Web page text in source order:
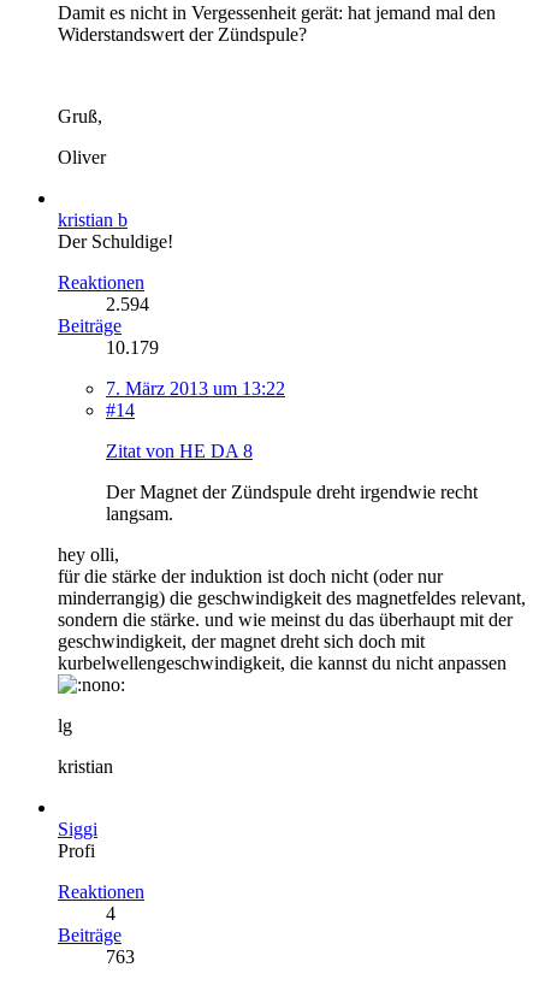
Damit es nicht in Vergessenheit gerät: hat jemand mal den
Widerstandswert der Zündspule?
Gruß,
Oliver
kristian b
Der Schuldige!
Reaktionen
2.594
Beiträge
10.179
7. März 2013 um 13:22
#14
Zitat von HE DA 8
Der Magnet der Zündspule dreht irgendwie recht
langsam.
hey olli,
für die stärke der induktion ist doch nicht (oder nur
minderrangig) die geschwindigkeit des magnetfeldes relevant,
sondern die stärke. und wie meinst du das überhaupt mit der
geschwindigkeit, der magnet dreht sich doch mit
kurbelwellengeschwindigkeit, die kannst du nicht anpassen
lg
kristian
Siggi
Profi
Reaktionen
4
Beiträge
763